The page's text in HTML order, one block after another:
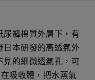
尿褲棉質外層下，有
日本研發的高透氣外
見的細微透氣孔，可
吸收體，把水蒸氣